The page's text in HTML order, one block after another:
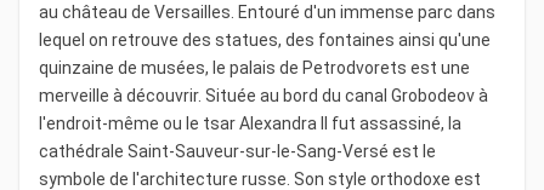
au château de Versailles. Entouré d'un immense parc dans
lequel on retrouve des statues, des fontaines ainsi qu'une
quinzaine de musées, le palais de Petrodvorets est une
merveille à découvrir. Située au bord du canal Grobodeov à
l'endroit-même ou le tsar Alexandra II fut assassiné, la
cathédrale Saint-Sauveur-sur-le-Sang-Versé est le
symbole de l'architecture russe. Son style orthodoxe est